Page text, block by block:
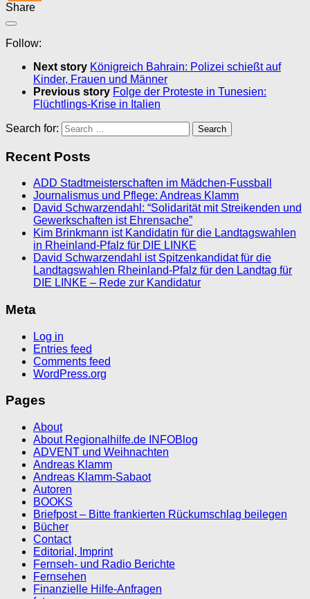
Share
Follow:
Next story Königreich Bahrain: Polizei schießt auf
Kinder, Frauen und Männer
Previous story Folge der Proteste in Tunesien:
Flüchtlings-Krise in Italien
Search for:
Recent Posts
ADD Stadtmeisterschaften im Mädchen-Fussball
Journalismus und Pflege: Andreas Klamm
David Schwarzendahl: “Solidarität mit Streikenden und
Gewerkschaften ist Ehrensache”
Kim Brinkmann ist Kandidatin für die Landtagswahlen
in Rheinland-Pfalz für DIE LINKE
David Schwarzendahl ist Spitzenkandidat für die
Landtagswahlen Rheinland-Pfalz für den Landtag für
DIE LINKE – Rede zur Kandidatur
Meta
Log in
Entries feed
Comments feed
WordPress.org
Pages
About
About Regionalhilfe.de INFOBlog
ADVENT und Weihnachten
Andreas Klamm
Andreas Klamm-Sabaot
Autoren
BOOKS
Briefpost – Bitte frankierten Rückumschlag beilegen
Bücher
Contact
Editorial, Imprint
Fernseh- und Radio Berichte
Fernsehen
Finanzielle Hilfe-Anfragen